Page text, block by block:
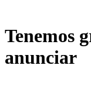
Tenemos
anunciar